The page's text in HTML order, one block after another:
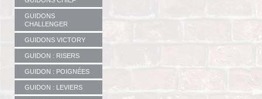
GUIDONS
CHALLENGER
GUIDONS VICTORY
GUIDON : RISERS
GUIDON : POIGNÉES
GUIDON : LEVIERS